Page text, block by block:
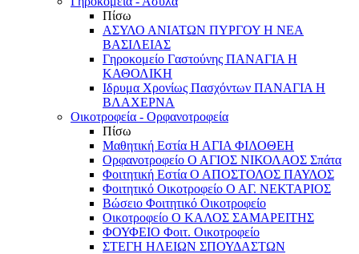
Πίσω
ΑΣΥΛΟ ΑΝΙΑΤΩΝ ΠΥΡΓΟΥ Η ΝΕΑ
ΒΑΣΙΛΕΙΑΣ
Γηροκομείο Γαστούνης ΠΑΝΑΓΙΑ Η
ΚΑΘΟΛΙΚΗ
Ιδρυμα Χρονίως Πασχόντων ΠΑΝΑΓΙΑ Η
ΒΛΑΧΕΡΝΑ
Οικοτροφεία - Ορφανοτροφεία
Πίσω
Μαθητική Εστία Η ΑΓΙΑ ΦΙΛΟΘΕΗ
Ορφανοτροφείο Ο ΑΓΙΟΣ ΝΙΚΟΛΑΟΣ Σπάτα
Φοιτητική Εστία Ο ΑΠΟΣΤΟΛΟΣ ΠΑΥΛΟΣ
Φοιτητικό Οικοτροφείο Ο ΑΓ. ΝΕΚΤΑΡΙΟΣ
Βώσειο Φοιτητικό Οικοτροφείο
Οικοτροφείο Ο ΚΑΛΟΣ ΣΑΜΑΡΕΙΤΗΣ
ΦΟΥΦΕΙΟ Φοιτ. Οικοτροφείο
ΣΤΕΓΗ ΗΛΕΙΩΝ ΣΠΟΥΔΑΣΤΩΝ